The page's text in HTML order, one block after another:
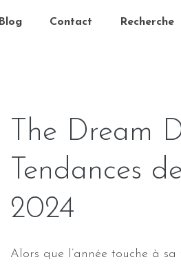
Blog Contact Recherche
The Dream
Tendances
2024
Alors que l’année touche à